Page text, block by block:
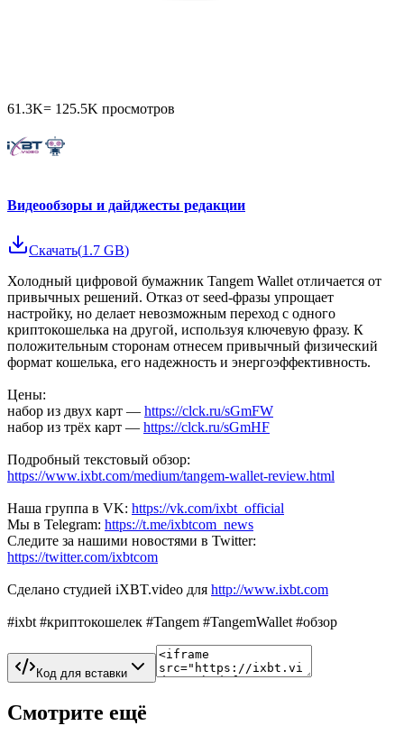
61.3K= 125.5K просмотров
Видеообзоры и дайджесты редакции
Скачать(1.7 GB)
Холодный цифровой бумажник Tangem Wallet отличается от
привычных решений. Отказ от seed-фразы упрощает
настройку, но делает невозможным переход с одного
криптокошелька на другой, используя ключевую фразу. К
положительным сторонам отнесем привычный физический
формат кошелька, его надежность и энергоэффективность.
Цены:
набор из двух карт — https://clck.ru/sGmFW
набор из трёх карт — https://clck.ru/sGmHF
Подробный текстовый обзор:
https://www.ixbt.com/medium/tangem-wallet-review.html
Наша группа в VK: https://vk.com/ixbt_official
Мы в Telegram: https://t.me/ixbtcom_news
Следите за нашими новостями в Twitter:
https://twitter.com/ixbtcom
Сделано студией iXBT.video для http://www.ixbt.com
#ixbt #криптокошелек #Tangem #TangemWallet #обзор
Код для вставки
Смотрите ещё